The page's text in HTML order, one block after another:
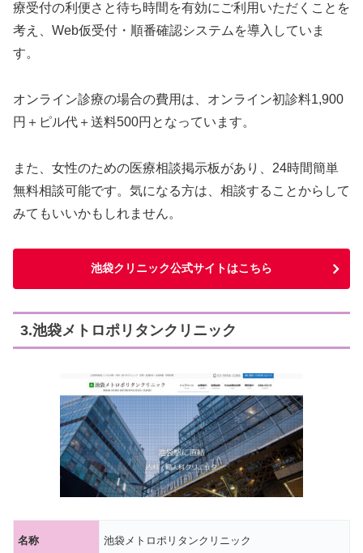
療受付の利便さと待ち時間を有効にご利用いただくことを
考え、Web仮受付・順番確認システムを導入していま
す。
オンライン診療の場合の費用は、オンライン初診料1,900
円＋ピル代＋送料500円となっています。
また、女性のための医療相談掲示板があり、24時間簡単
無料相談可能です。気になる方は、相談することからして
みてもいいかもしれません。
池袋クリニック公式サイトはこちら
3.池袋メトロポリタンクリニック
名称 池袋メトロポリタンクリニック